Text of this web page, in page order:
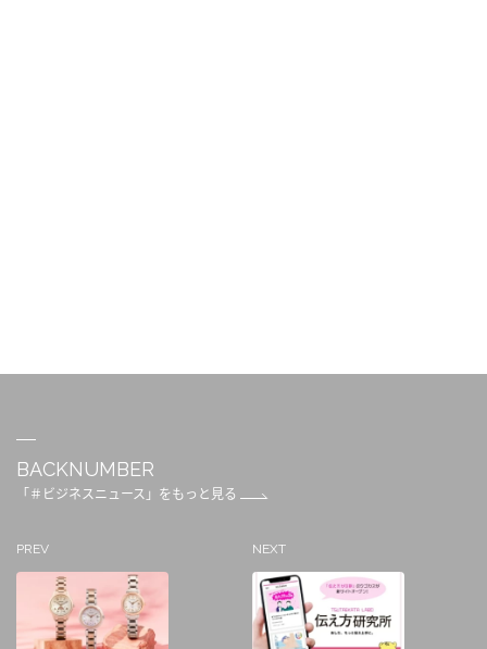
BACKNUMBER
「＃ビジネスニュース」をもっと見る
PREV NEXT